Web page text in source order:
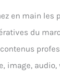
en main les
du
image, audio,